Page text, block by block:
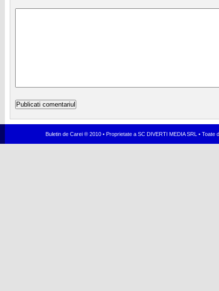
Buletin de Carei ® 2010 • Proprietate a SC DIVERTI MEDIA SRL •